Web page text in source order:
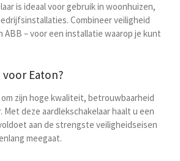
is ideaal voor gebruik in woonhuizen,
Combineer veiligheid
– voor een installatie waarop je kunt
Eaton?
zijn hoge kwaliteit, betrouwbaarheid
Met deze aardlekschakelaar haalt u een
aan de strengste veiligheidseisen
meegaat.